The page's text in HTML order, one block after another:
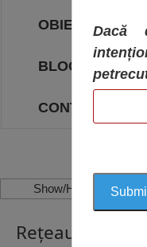
OBIECTIVE
BLOG
CONTACT
Show/Hide Left Side
Rețeaua de
Dacă